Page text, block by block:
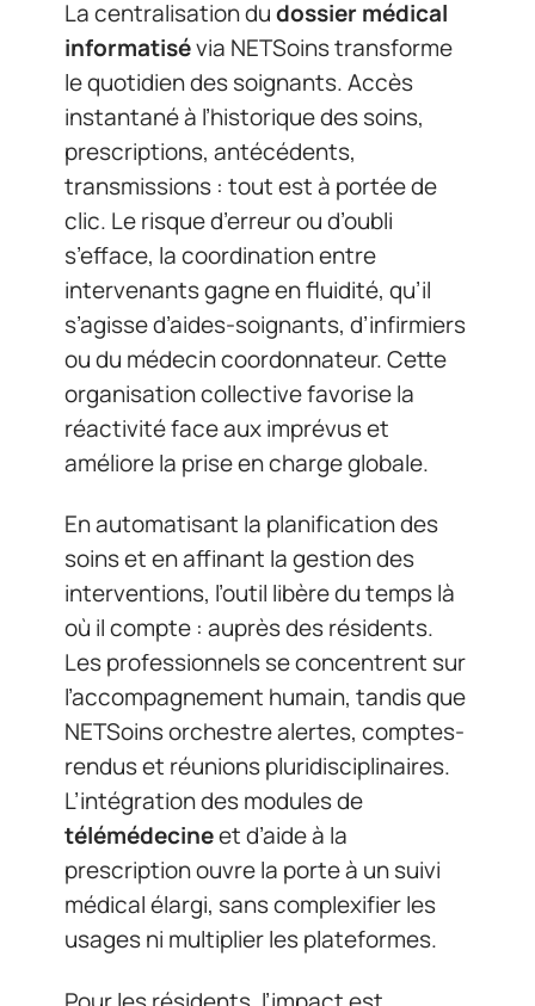
La centralisation dudossier médical
informatisévia NETSoins transforme
le quotidien des soignants. Accès
instantané à l’historique des soins,
prescriptions, antécédents,
transmissions : tout est à portée de
clic. Le risque d’erreur ou d’oubli
s’efface, la coordination entre
intervenants gagne en fluidité, qu’il
s’agisse d’aides-soignants, d’infirmiers
ou du médecin coordonnateur. Cette
organisation collective favorise la
réactivité face aux imprévus et
améliore la prise en charge globale.
En automatisant la planification des
soins et en affinant la gestion des
interventions, l’outil libère du temps là
où il compte : auprès des résidents.
Les professionnels se concentrent sur
l’accompagnement humain, tandis que
NETSoins orchestre alertes, comptes-
rendus et réunions pluridisciplinaires.
L’intégration des modules de
télémédecineet d’aide à la
prescription ouvre la porte à un suivi
médical élargi, sans complexifier les
usages ni multiplier les plateformes.